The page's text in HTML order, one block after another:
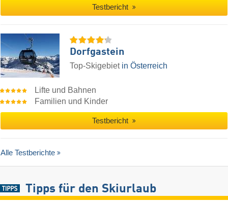
Testbericht
Dorfgastein
Top-Skigebiet in Österreich
Lifte und Bahnen
Familien und Kinder
Testbericht
Alle Testberichte
Tipps für den Skiurlaub